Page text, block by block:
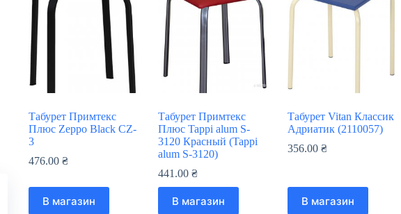
Табурет Примтекс
Плюс Zeppo Black CZ-
3
476.00 ₴
В магазин
Табурет Примтекс
Плюс Tappi alum S-
3120 Красный (Tappi
alum S-3120)
441.00₴
В магазин
Табурет Vitan Классик
Адриатик (2110057)
356.00₴
В магазин